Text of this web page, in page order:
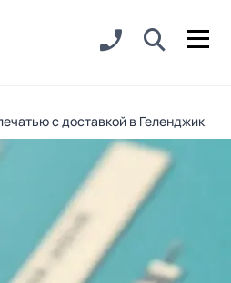
с доставкой в Геленджик